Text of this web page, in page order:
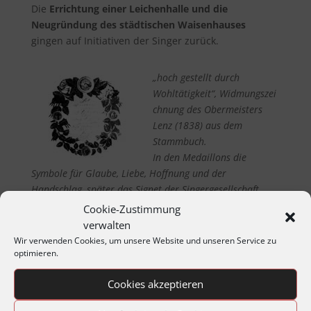
Cookie-Zustimmung
verwalten
Wir verwenden Cookies, um unsere Website und unseren Service zu
optimieren.
Cookies akzeptieren
Die Errichtung einer Leichenhalle und die
Neugründung des städtischen Waisenhauses
gingen auf Initiativen der Singer zurück.
„hoch gestellt durch
Wohltätigkeit“, Widmungszei
chnung des Obermeisters
Lenz (1838) aus dem
Stammbuch.
In den Medaillons die
Symbole für Glaube, Liebe, Hoffnung und der
Handschlag, später das Signet der Singergesellschaft.
Wachsen der Gesellschaft